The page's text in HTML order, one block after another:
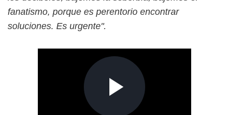
fanatismo, porque es perentorio encontrar
soluciones. Es urgente".